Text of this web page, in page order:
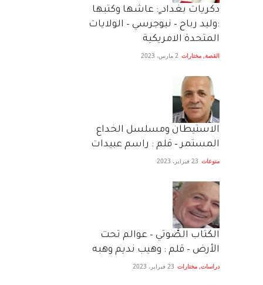
دكريات بغداد ٍ: عاشها وكتبها
:وليد رباح – نيوجرسي – الولايات
المتحدة الامريكية
القصة, مختارات 2 مارس، 2023
الاستيطان ومسلسل الخداع
المستمر – قلم : راسم عبيدات
منوعات 23 فبراير، 2023
الكتاب الصَّوتي – عوالم تحت
الأرض – قلم : وهيب نديم وهبه
دراسات, مختارات 23 فبراير، 2023